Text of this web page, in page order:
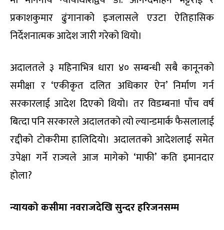
प्रकाशकुमार ढुंगानाको इजलासले एउटा ऐतिहासिक
निर्देशनात्मक आदेश जारी गरेको थियो।
अदालतले ३ महिनाभित्र धारा ४० सम्बन्धी सबै कानूनको
समीक्षा र ‘एकीकृत दलित अधिकार ऐन’ निर्माण गर्न
सरकारलाई आदेश दिएको थियो। तर विडम्बना! पाँच वर्ष
बित्दा पनि सरकारले अदालतको त्यो ल्यान्डमार्क फैसलालाई
रद्दीको टोकरीमा हालिदियो। अदालतको आदेशलाई समेत
उपेक्षा गर्ने राज्यले आज मागेको ‘माफी’ कति इमानदार
होला?
न्यायको कसीमा नवराजदेखि सुन्दर हरिजनसम्म